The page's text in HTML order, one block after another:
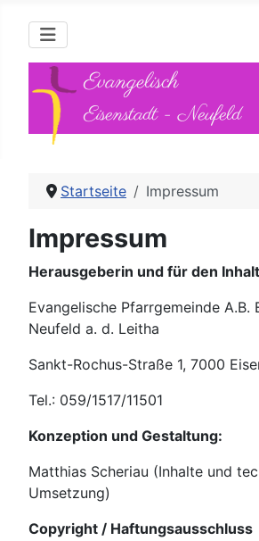
Evangelisch
Eisenstadt - Neufeld
Startseite Impressum
Impressum
Herausgeberin und für den
Evangelische Pfarrgemeinde A.B.
Neufeld a. d. Leitha
Sankt-Rochus-Straße 1, 7000
Tel.: 059/1517/11501
Konzeption und Gestaltung:
Matthias Scheriau (Inhalte und
Umsetzung)
Copyright / Haftungsausschluss